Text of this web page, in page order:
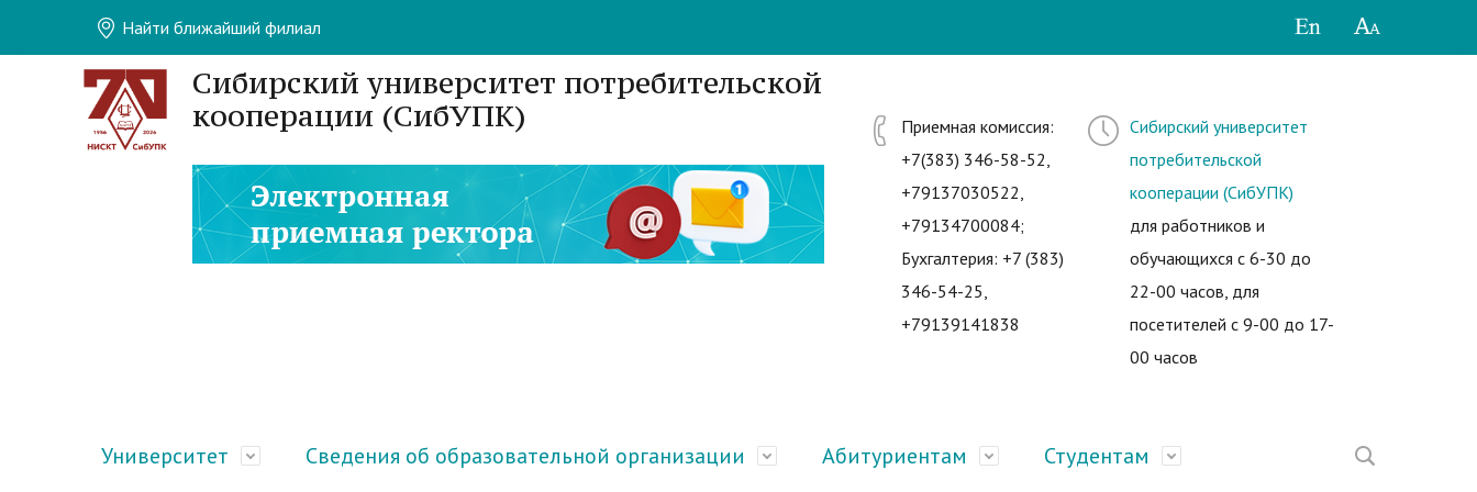
Найти ближайший филиал
Сибирский университет потребительской
кооперации (СибУПК)
Приемная комиссия:
+7(383) 346-58-52,
+79137030522,
+79134700084;
Бухгалтерия: +7 (383)
346-54-25,
+79139141838
Сибирский университет
потребительской
кооперации (СибУПК)
для работников и
обучающихся с 6-30 до
22-00 часов, для
посетителей с 9-00 до 17-
00 часов
Университет Сведения об образовательной организации Абитуриентам Студентам